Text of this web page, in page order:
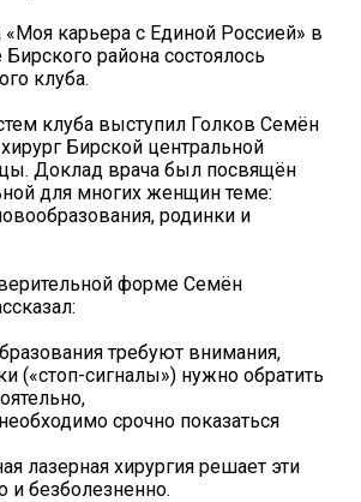
«Моя карьера с Единой Россией» в
района состоялось
клуба.
клуба выступил Голков Семён
Бирской центральной
Доклад врача был посвящён
для многих женщин теме:
родинки и
форме Семён
требуют внимания,
(«стоп-сигналы») нужно обратить
срочно показаться
лазерная хирургия решает эти
безболезненно.